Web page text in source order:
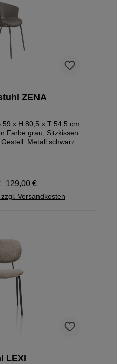
ZENA
x H 80,5 x T 54,5 cm
Farbe grau, Sitzkissen:
Metall schwarz
129,00 €
Versandkosten
LEXI